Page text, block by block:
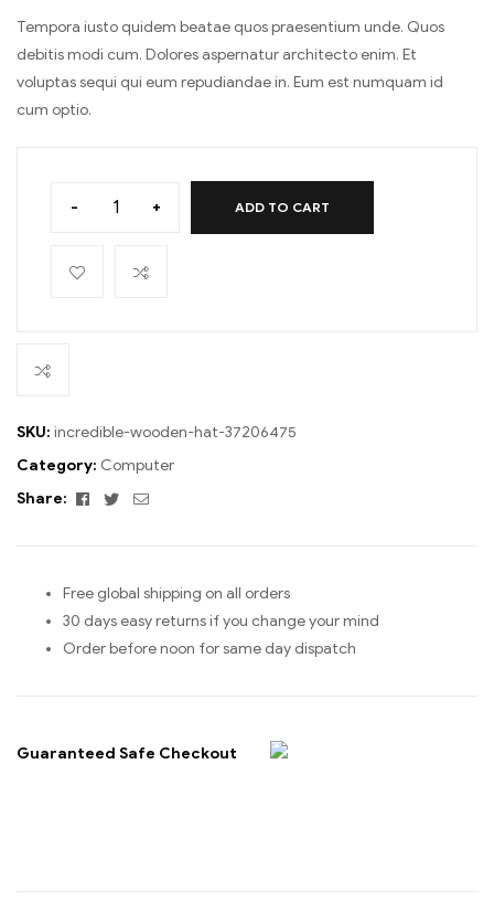
Tempora iusto quidem beatae quos praesentium unde. Quos
debitis modi cum. Dolores aspernatur architecto enim. Et
voluptas sequi qui eum repudiandae in. Eum est numquam id
cum optio.
- + ADD TO CART
SKU: incredible-wooden-hat-37206475
Category: Computer
Share:
Facebook
TwitterEmail
Free global shipping on all orders
30 days easy returns if you change your mind
Order before noon for same day dispatch
Guaranteed Safe Checkout